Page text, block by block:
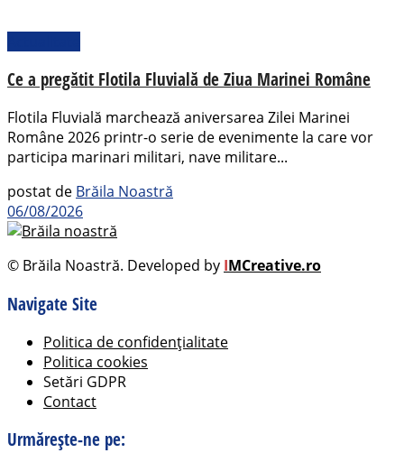
Ce a pregătit Flotila Fluvială de Ziua Marinei Române
Flotila Fluvială marchează aniversarea Zilei Marinei
Române 2026 printr-o serie de evenimente la care vor
participa marinari militari, nave militare...
postat de Brăila Noastră
06/08/2026
© Brăila Noastră. Developed by IMCreative.ro
Navigate Site
Politica de confidențialitate
Politica cookies
Setări GDPR
Contact
Urmărește-ne pe: